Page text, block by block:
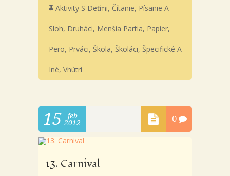
Aktivity S Deťmi, Čítanie, Písanie A
Sloh, Druháci, Menšia Partia, Papier,
Pero, Prváci, Škola, Školáci, Špecifické A
Iné, Vnútri
15
feb
2012
0
13. Carnival